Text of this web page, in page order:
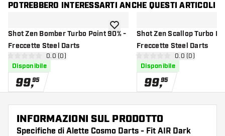
POTREBBERO INTERESSARTI ANCHE QUESTI ARTICOLI
Shot Zen Bomber Turbo Point 90% -
Freccette Steel Darts
apri pannello recensioni
0 stelle di valutazione
0.0 (0)
Disponibile
99,95
aggiungi alla lista dei desideri
Shot Zen Scallop Turbo
Freccette Steel Darts
apri pannello
0 stelle di valutazione
0.0 (0)
Disponibile
99,95
INFORMAZIONI SUL PRODOTTO
Specifiche di Alette Cosmo Darts - Fit AIR Dark